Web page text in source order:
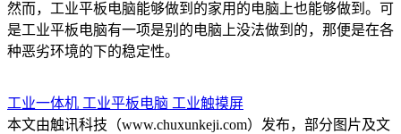
然而，工业平板电脑能够做到的家用的电脑上也能够做到。可
是工业平板电脑有一项是别的电脑上没法做到的，那便是在各
种恶劣环境的下的稳定性。
工业一体机 工业平板电脑 工业触摸屏
本文由触讯科技（www.chuxunkeji.com）发布，部分图片及文